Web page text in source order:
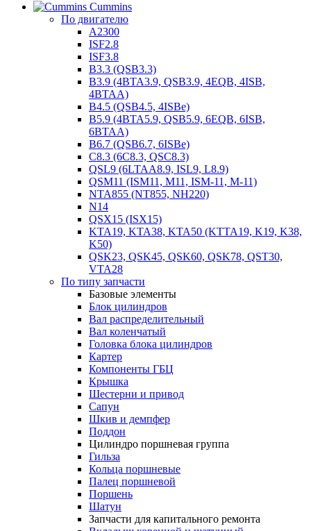
Cummins
По двигателю
A2300
ISF2.8
ISF3.8
B3.3 (QSB3.3)
B3.9 (4BTA3.9, QSB3.9, 4EQB, 4ISB,
4BTAA)
B4.5 (QSB4.5, 4ISBe)
B5.9 (4BTA5.9, QSB5.9, 6EQB, 6ISB,
6BTAA)
B6.7 (QSB6.7, 6ISBe)
C8.3 (6C8.3, QSC8.3)
QSL9 (6LTAA8.9, ISL9, L8.9)
QSM11 (ISM11, M11, ISM-11, M-11)
NTA855 (NT855, NH220)
N14
QSX15 (ISX15)
KTA19, KTA38, KTA50 (KTTA19, K19, K38,
K50)
QSK23, QSK45, QSK60, QSK78, QST30,
VTA28
По типу запчасти
Базовые элементы
Блок цилиндров
Вал распределительный
Вал коленчатый
Головка блока цилиндров
Картер
Компоненты ГБЦ
Крышка
Шестерни и привод
Сапун
Шкив и демпфер
Поддон
Цилиндро поршневая группа
Гильза
Кольца поршневые
Палец поршневой
Поршень
Шатун
Запчасти для капитального ремонта